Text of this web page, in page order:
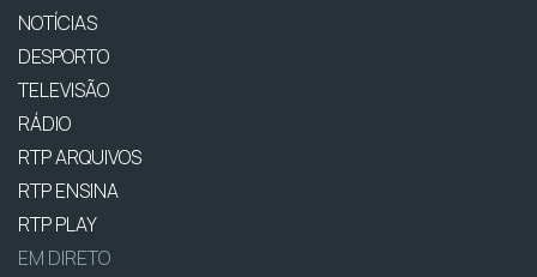
NOTÍCIAS
DESPORTO
TELEVISÃO
RÁDIO
RTP ARQUIVOS
RTP ENSINA
RTP PLAY
EM DIRETO